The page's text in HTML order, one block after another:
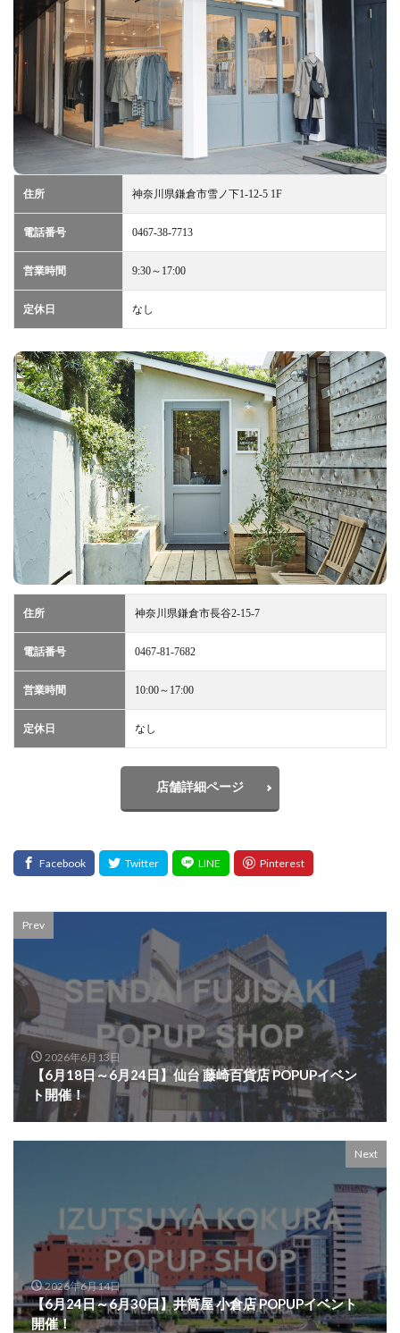
住所 神奈川県鎌倉市雪ノ下1-12-5 1F
電話番号 0467-38-7713
営業時間 9:30～17:00
定休日 なし
住所 神奈川県鎌倉市長谷2-15-7
電話番号 0467-81-7682
営業時間 10:00～17:00
定休日 なし
店舗詳細ページ
Prev
2026年6月13日
【6月18日～6月24日】仙台 藤崎百貨店 POPUPイベン
ト開催！
Next
2026年6月14日
【6月24日～6月30日】井筒屋 小倉店 POPUPイベント
開催！